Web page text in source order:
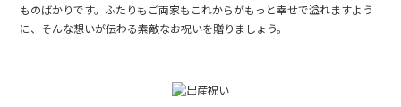
ものばかりです。ふたりもご両家もこれからがもっと幸せで溢れますよう
に、そんな想いが伝わる素敵なお祝いを贈りましょう。